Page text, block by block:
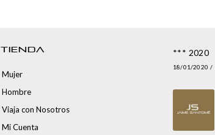
TIENDA
Mujer
Hombre
Viaja con Nosotros
Mi Cuenta
*** 2020
18/01/2020 /